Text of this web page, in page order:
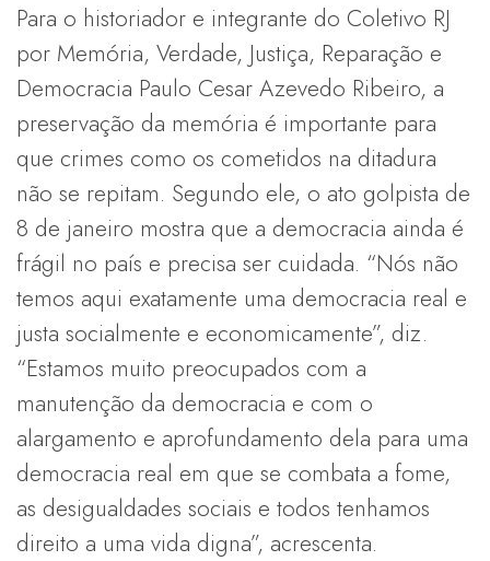
Para o historiador e integrante do Coletivo RJ
por Memória, Verdade, Justiça, Reparação e
Democracia Paulo Cesar Azevedo Ribeiro, a
preservação da memória é importante para
que crimes como os cometidos na ditadura
não se repitam. Segundo ele, o ato golpista de
8 de janeiro mostra que a democracia ainda é
frágil no país e precisa ser cuidada. “Nós não
temos aqui exatamente uma democracia real e
justa socialmente e economicamente”, diz.
“Estamos muito preocupados com a
manutenção da democracia e com o
alargamento e aprofundamento dela para uma
democracia real em que se combata a fome,
as desigualdades sociais e todos tenhamos
direito a uma vida digna”, acrescenta.